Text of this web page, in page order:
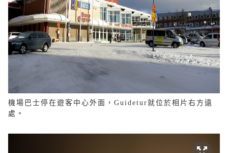
機場巴士停在遊客中心外面，Guidetur就位於相片右方遠
處。